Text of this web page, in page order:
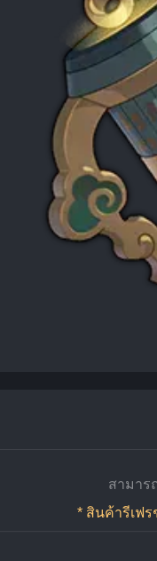
สามาร
* สินค้ารีเฟร